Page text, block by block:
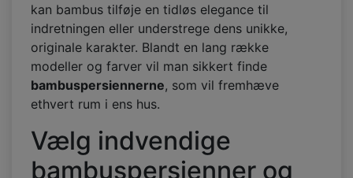
kan bambus tilføje en tidløs elegance til
indretningen eller understrege dens unikke,
originale karakter. Blandt en lang række
modeller og farver vil man sikkert finde
bambuspersiennerne, som vil fremhæve
ethvert rum i ens hus.
Vælg indvendige
bambuspersienner og